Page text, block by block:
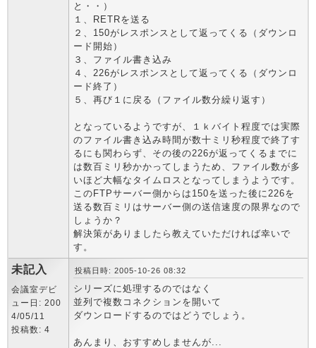
と・・）
１、RETRを送る
２、150がレスポンスとして返ってくる（ダウンロ
ード開始）
３、ファイル書き込み
４、226がレスポンスとして返ってくる（ダウンロ
ード終了）
５、再び１に戻る（ファイル数分繰り返す）
となっているようですが、１ｋバイト程度では実際
のファイル書き込み時間が数十ミリ秒程度で終了す
るにも関わらず、その後の226が返ってくるまでに
は数百ミリ秒かかってしまうため、ファイル数が多
いほど大幅なタイムロスとなってしまうようです。
このFTPサーバー側からは150を送った後に226を
送る数百ミリはサーバー側の送信速度の限界なので
しょうか？
解決策がありましたら教えていただければ幸いで
す。
未記入
会議室デビ
ュー日: 200
4/05/11
投稿数: 4
投稿日時: 2005-10-26 08:32
シリーズに処理するのではなく
並列で複数コネクションを開いて
ダウンロードするのではどうでしょう。
あんまり、おすすめしませんが...